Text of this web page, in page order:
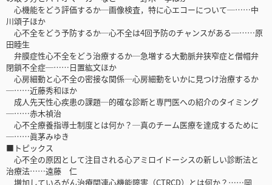
心機能をどう評価するか─画像検査，特に心エコーについて─……中
川頌子ほか
心不全をどう予防するか─心不全は4回予防のチャンスがある─……原
田睦生
弁膜症性心不全をどう治療するか─急増する大動脈弁狭窄症と僧帽弁
閉鎖不全症─……日置紘文ほか
心房細動と心不全の密接な関係─心房細動をいかに見つけ治療するか
─……近藤秀和ほか
成人先天性心疾患の課題─的確な診断と専門医への紹介のタイミング
─……赤木禎治
心不全療養指導士制度とは何か？─真のチーム医療を達成するために
─……眞茅みゆき
■トピックス
心不全の原因として注目される心アミロイドーシスの新しい診断法と
治療法……遠藤 仁
増加しているがん治療関連心機能障害（CTRCD）とは何か？……岡